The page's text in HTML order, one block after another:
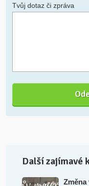
Tvůj dotaz či zpráva
Další zajímavé
Změna